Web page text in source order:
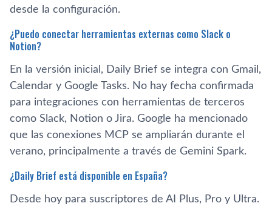
desde la configuración.
¿Puedo conectar herramientas externas como Slack o
Notion?
En la versión inicial, Daily Brief se integra con Gmail,
Calendar y Google Tasks. No hay fecha confirmada
para integraciones con herramientas de terceros
como Slack, Notion o Jira. Google ha mencionado
que las conexiones MCP se ampliarán durante el
verano, principalmente a través de Gemini Spark.
¿Daily Brief está disponible en España?
Desde hoy para suscriptores de AI Plus, Pro y Ultra.